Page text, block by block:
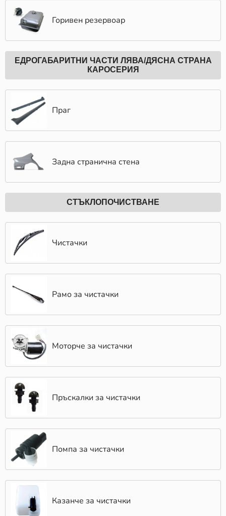
Горивен резервоар
ЕДРОГАБАРИТНИ ЧАСТИ ЛЯВА/ДЯСНА СТРАНА
КАРОСЕРИЯ
Праг
Задна странична стена
СТЪКЛОПОЧИСТВАНЕ
Чистачки
Рамо за чистачки
Моторче за чистачки
Пръскалки за чистачки
Помпа за чистачки
Казанче за чистачки